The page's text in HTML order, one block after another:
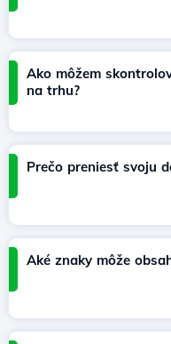
Ako môžem
na trhu?
Prečo preniesť svoju
Aké znaky môže